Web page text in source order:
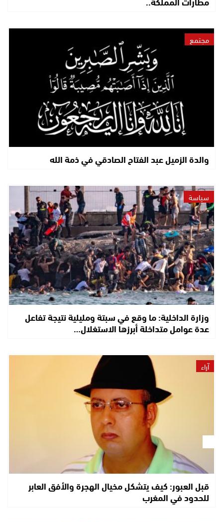
مجتمع
والدة الزميل عبد الفتاح الصادقي في ذمة الله
سياسة
وزارة الداخلية: ما وقع في سبتة ومليلية نتيجة تفاعل
عدة عوامل متداخلة أبرزها الاستغلال…
آراء
قبل العبور: كيف يتشكل مخيال الهجرة والأفق العابر
للحدود في المغرب